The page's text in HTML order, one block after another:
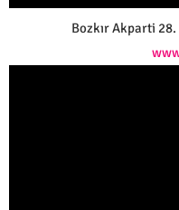
Bozkır Akparti 28.